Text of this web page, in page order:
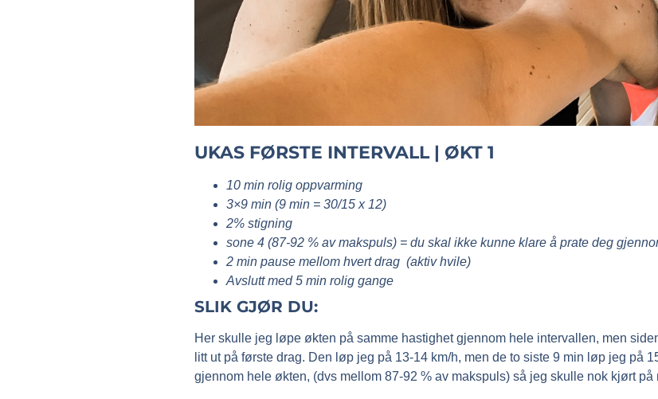
UKAS FØRSTE INTERVALL | ØKT 1
10 min rolig oppvarming
3×9 min (9 min = 30/15 x 12)
2% stigning
sone 4 (87-92 % av makspuls) = du skal ikke kunne klare å prate deg
2 min pause mellom hvert drag (aktiv hvile)
Avslutt med 5 min rolig gange
SLIK GJØR DU:
Her skulle jeg løpe økten på samme hastighet gjennom hele intervallen, men
litt ut på første drag. Den løp jeg på 13-14 km/h, men de to siste 9 min løp jeg på
gjennom hele økten, (dvs mellom 87-92 % av makspuls) så jeg skulle nok kjørt på